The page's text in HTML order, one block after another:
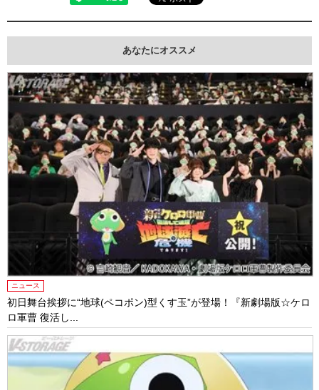
あなたにオススメ
ニュース
初日舞台挨拶に“地球(ペコポン)型くす玉”が登場！『新劇場版☆ケロ
ロ軍曹 復活し...